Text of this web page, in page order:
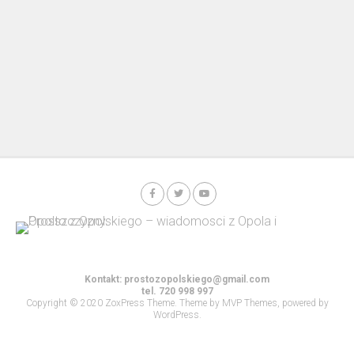
Kontakt: prostozopolskiego@gmail.com
tel. 720 998 997
Copyright © 2020 ZoxPress Theme. Theme by MVP Themes, powered by
WordPress.